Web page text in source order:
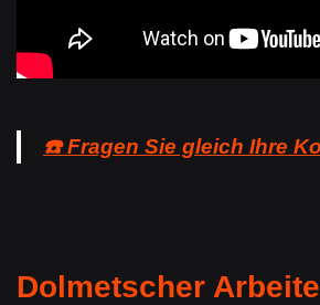
☎️ Fragen Sie gleich Ihre
Dolmetscher